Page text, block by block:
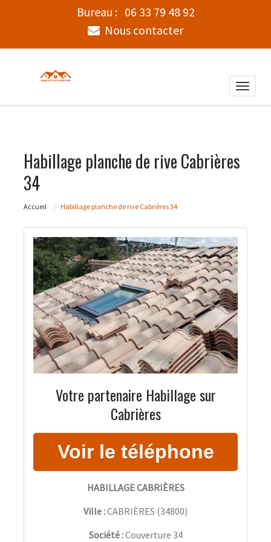
Bureau : 06 33 79 48 92
Nous contacter
Toggle
Habillage planche de rive Cabrières
34
Accueil Habillage planche de rive Cabrières 34
Votre partenaire Habillage sur
Cabrières
HABILLAGE CABRIÈRES
Ville :CABRIÈRES (34800)
Société :Couverture 34